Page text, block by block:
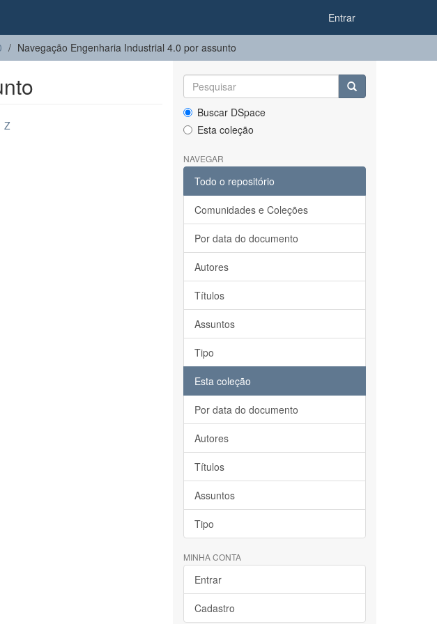
Entrar
Navegação Engenharia Industrial 4.0 por assunto
Z
Buscar DSpace
Esta coleção
NAVEGAR
Todo o repositório
Comunidades e Coleções
Por data do documento
Autores
Títulos
Assuntos
Tipo
Esta coleção
Por data do documento
Autores
Títulos
Assuntos
Tipo
MINHA CONTA
Entrar
Cadastro